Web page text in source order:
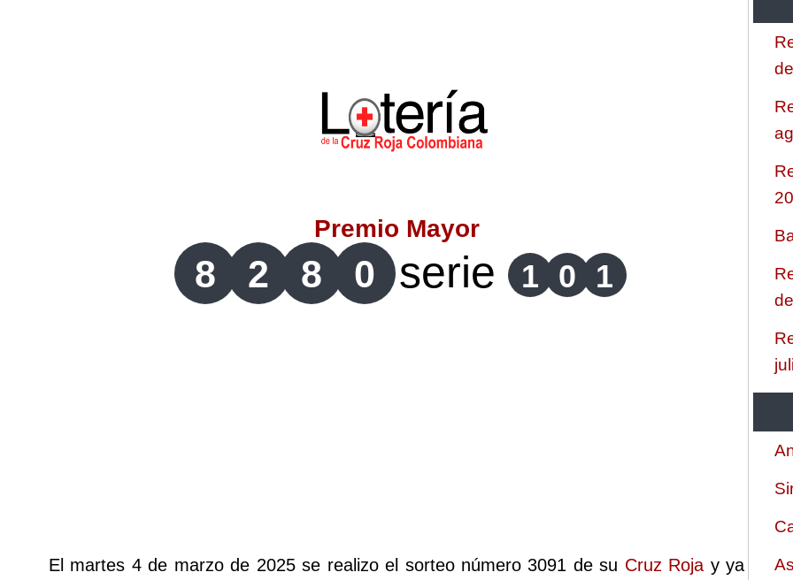
Lotería de Risaralda
Premio Mayor
8 2 8 0 serie 1 0 1
El martes 4 de marzo de 2025 se realizo el sorteo número 3091 de su Cruz Roja y ya